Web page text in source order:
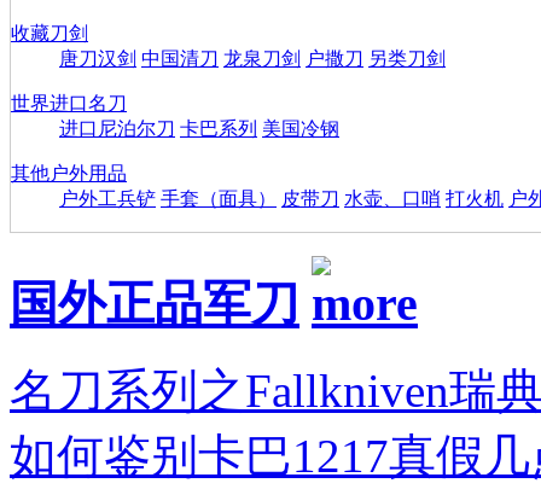
收藏刀剑
唐刀汉剑 中国清刀 龙泉刀剑 户撒刀 另类刀剑
世界进口名刀
进口尼泊尔刀 卡巴系列 美国冷钢
其他户外用品
户外工兵铲 手套（面具） 皮带刀 水壶、口哨 打火机 户
国外正品军刀
名刀系列之Fallkniven瑞
如何鉴别卡巴1217真假